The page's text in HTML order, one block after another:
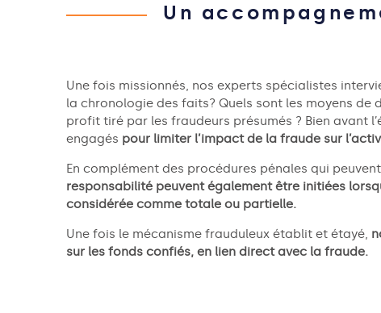
Un
Une fois missionnés, nos experts spécialistes
la chronologie des faits? Quels sont les moyens de
profit tiré par les fraudeurs présumés ? Bien avant
engagés pour limiter l’impact de la fraude sur
En complément des procédures pénales qui
responsabilité peuvent également être initiées
considérée comme totale ou partielle.
Une fois le mécanisme frauduleux établit et étayé,
sur les fonds confiés, en lien direct avec la fraude.